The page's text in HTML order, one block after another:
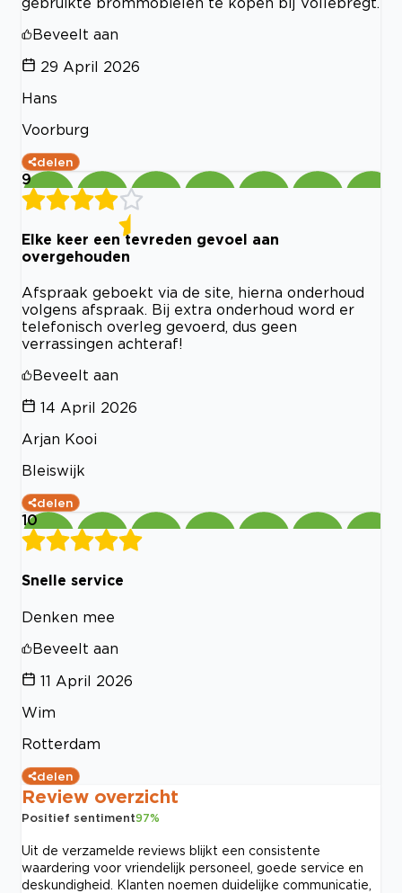
Beveelt aan
29 April 2026
Hans
Voorburg
delen
9
Elke keer een tevreden gevoel aan
overgehouden
Afspraak geboekt via de site, hierna onderhoud
volgens afspraak. Bij extra onderhoud word er
telefonisch overleg gevoerd, dus geen
verrassingen achteraf!
Beveelt aan
14 April 2026
Arjan Kooi
Bleiswijk
delen
10
Snelle service
Denken mee
Beveelt aan
11 April 2026
Wim
Rotterdam
delen
Review overzicht
Positief sentiment97%
Uit de verzamelde reviews blijkt een consistente
waardering voor vriendelijk personeel, goede service en
deskundigheid. Klanten noemen duidelijke communicatie,